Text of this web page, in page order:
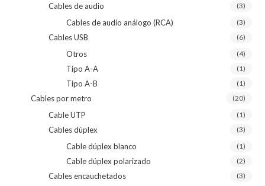
Cables de audio (3)
Cables de audio análogo (RCA) (3)
Cables USB (6)
Otros (4)
Tipo A-A (1)
Tipo A-B (1)
Cables por metro (20)
Cable UTP (1)
Cables dúplex (3)
Cable dúplex blanco (1)
Cable dúplex polarizado (2)
Cables encauchetados (3)